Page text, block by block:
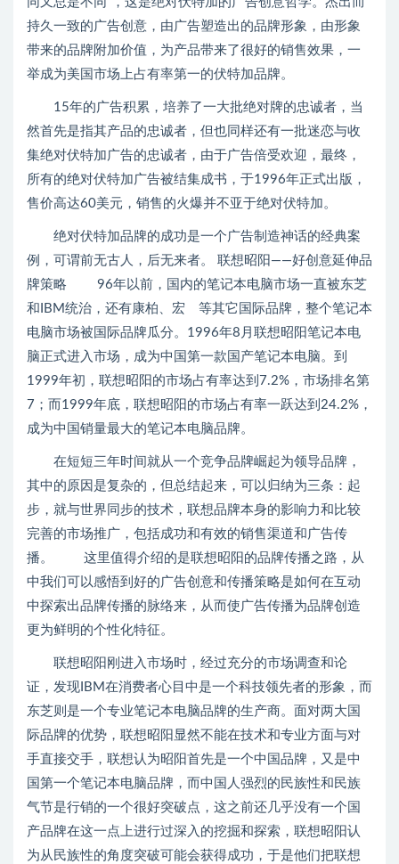
持久一致的广告创意，由广告塑造出的品牌形象，由形象
带来的品牌附加价值，为产品带来了很好的销售效果，一
举成为美国市场上占有率第一的伏特加品牌。
15年的广告积累，培养了一大批绝对牌的忠诚者，当
然首先是指其产品的忠诚者，但也同样还有一批迷恋与收
集绝对伏特加广告的忠诚者，由于广告倍受欢迎，最终，
所有的绝对伏特加广告被结集成书，于1996年正式出版，
售价高达60美元，销售的火爆并不亚于绝对伏特加。
绝对伏特加品牌的成功是一个广告制造神话的经典案
例，可谓前无古人，后无来者。 联想昭阳——好创意延伸品
牌策略 96年以前，国内的笔记本电脑市场一直被东芝
和IBM统治，还有康柏、宏 等其它国际品牌，整个笔记本
电脑市场被国际品牌瓜分。1996年8月联想昭阳笔记本电
脑正式进入市场，成为中国第一款国产笔记本电脑。到
1999年初，联想昭阳的市场占有率达到7.2%，市场排名第
7；而1999年底，联想昭阳的市场占有率一跃达到24.2%，
成为中国销量最大的笔记本电脑品牌。
在短短三年时间就从一个竞争品牌崛起为领导品牌，
其中的原因是复杂的，但总结起来，可以归纳为三条：起
步，就与世界同步的技术，联想品牌本身的影响力和比较
完善的市场推广，包括成功和有效的销售渠道和广告传
播。 这里值得介绍的是联想昭阳的品牌传播之路，从
中我们可以感悟到好的广告创意和传播策略是如何在互动
中探索出品牌传播的脉络来，从而使广告传播为品牌创造
更为鲜明的个性化特征。
联想昭阳刚进入市场时，经过充分的市场调查和论
证，发现IBM在消费者心目中是一个科技领先者的形象，而
东芝则是一个专业笔记本电脑品牌的生产商。面对两大国
际品牌的优势，联想昭阳显然不能在技术和专业方面与对
手直接交手，联想认为昭阳首先是一个中国品牌，又是中
国第一个笔记本电脑品牌，而中国人强烈的民族性和民族
气节是行销的一个很好突破点，这之前还几乎没有一个国
产品牌在这一点上进行过深入的挖掘和探索，联想昭阳认
为从民族性的角度突破可能会获得成功，于是他们把联想